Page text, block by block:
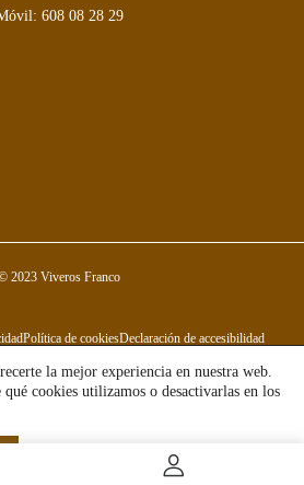
608 08 28 29
2023 Viveros Franco
Política de cookiesDeclaración de accesibilidad
la mejor experiencia en nuestra web.
qué cookies utilizamos o desactivarlas en los